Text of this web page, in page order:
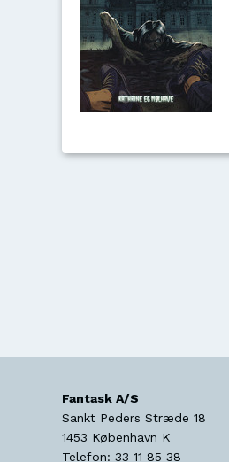
Fantask A/S
Sankt Peders Stræde 18
1453 København K
Telefon: 33 11 85 38